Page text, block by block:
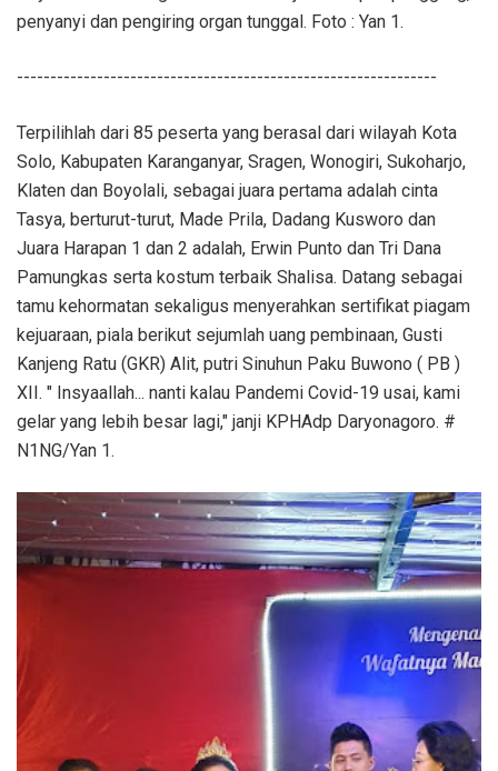
penyanyi dan pengiring organ tunggal. Foto : Yan 1.
---------------------------------------------------------------
Terpilihlah dari 85 peserta yang berasal dari wilayah Kota
Solo, Kabupaten Karanganyar, Sragen, Wonogiri, Sukoharjo,
Klaten dan Boyolali, sebagai juara pertama adalah cinta
Tasya, berturut-turut, Made Prila, Dadang Kusworo dan
Juara Harapan 1 dan 2 adalah, Erwin Punto dan Tri Dana
Pamungkas serta kostum terbaik Shalisa. Datang sebagai
tamu kehormatan sekaligus menyerahkan sertifikat piagam
kejuaraan, piala berikut sejumlah uang pembinaan, Gusti
Kanjeng Ratu (GKR) Alit, putri Sinuhun Paku Buwono ( PB )
XII. " Insyaallah... nanti kalau Pandemi Covid-19 usai, kami
gelar yang lebih besar lagi," janji KPHAdp Daryonagoro. #
N1NG/Yan 1.